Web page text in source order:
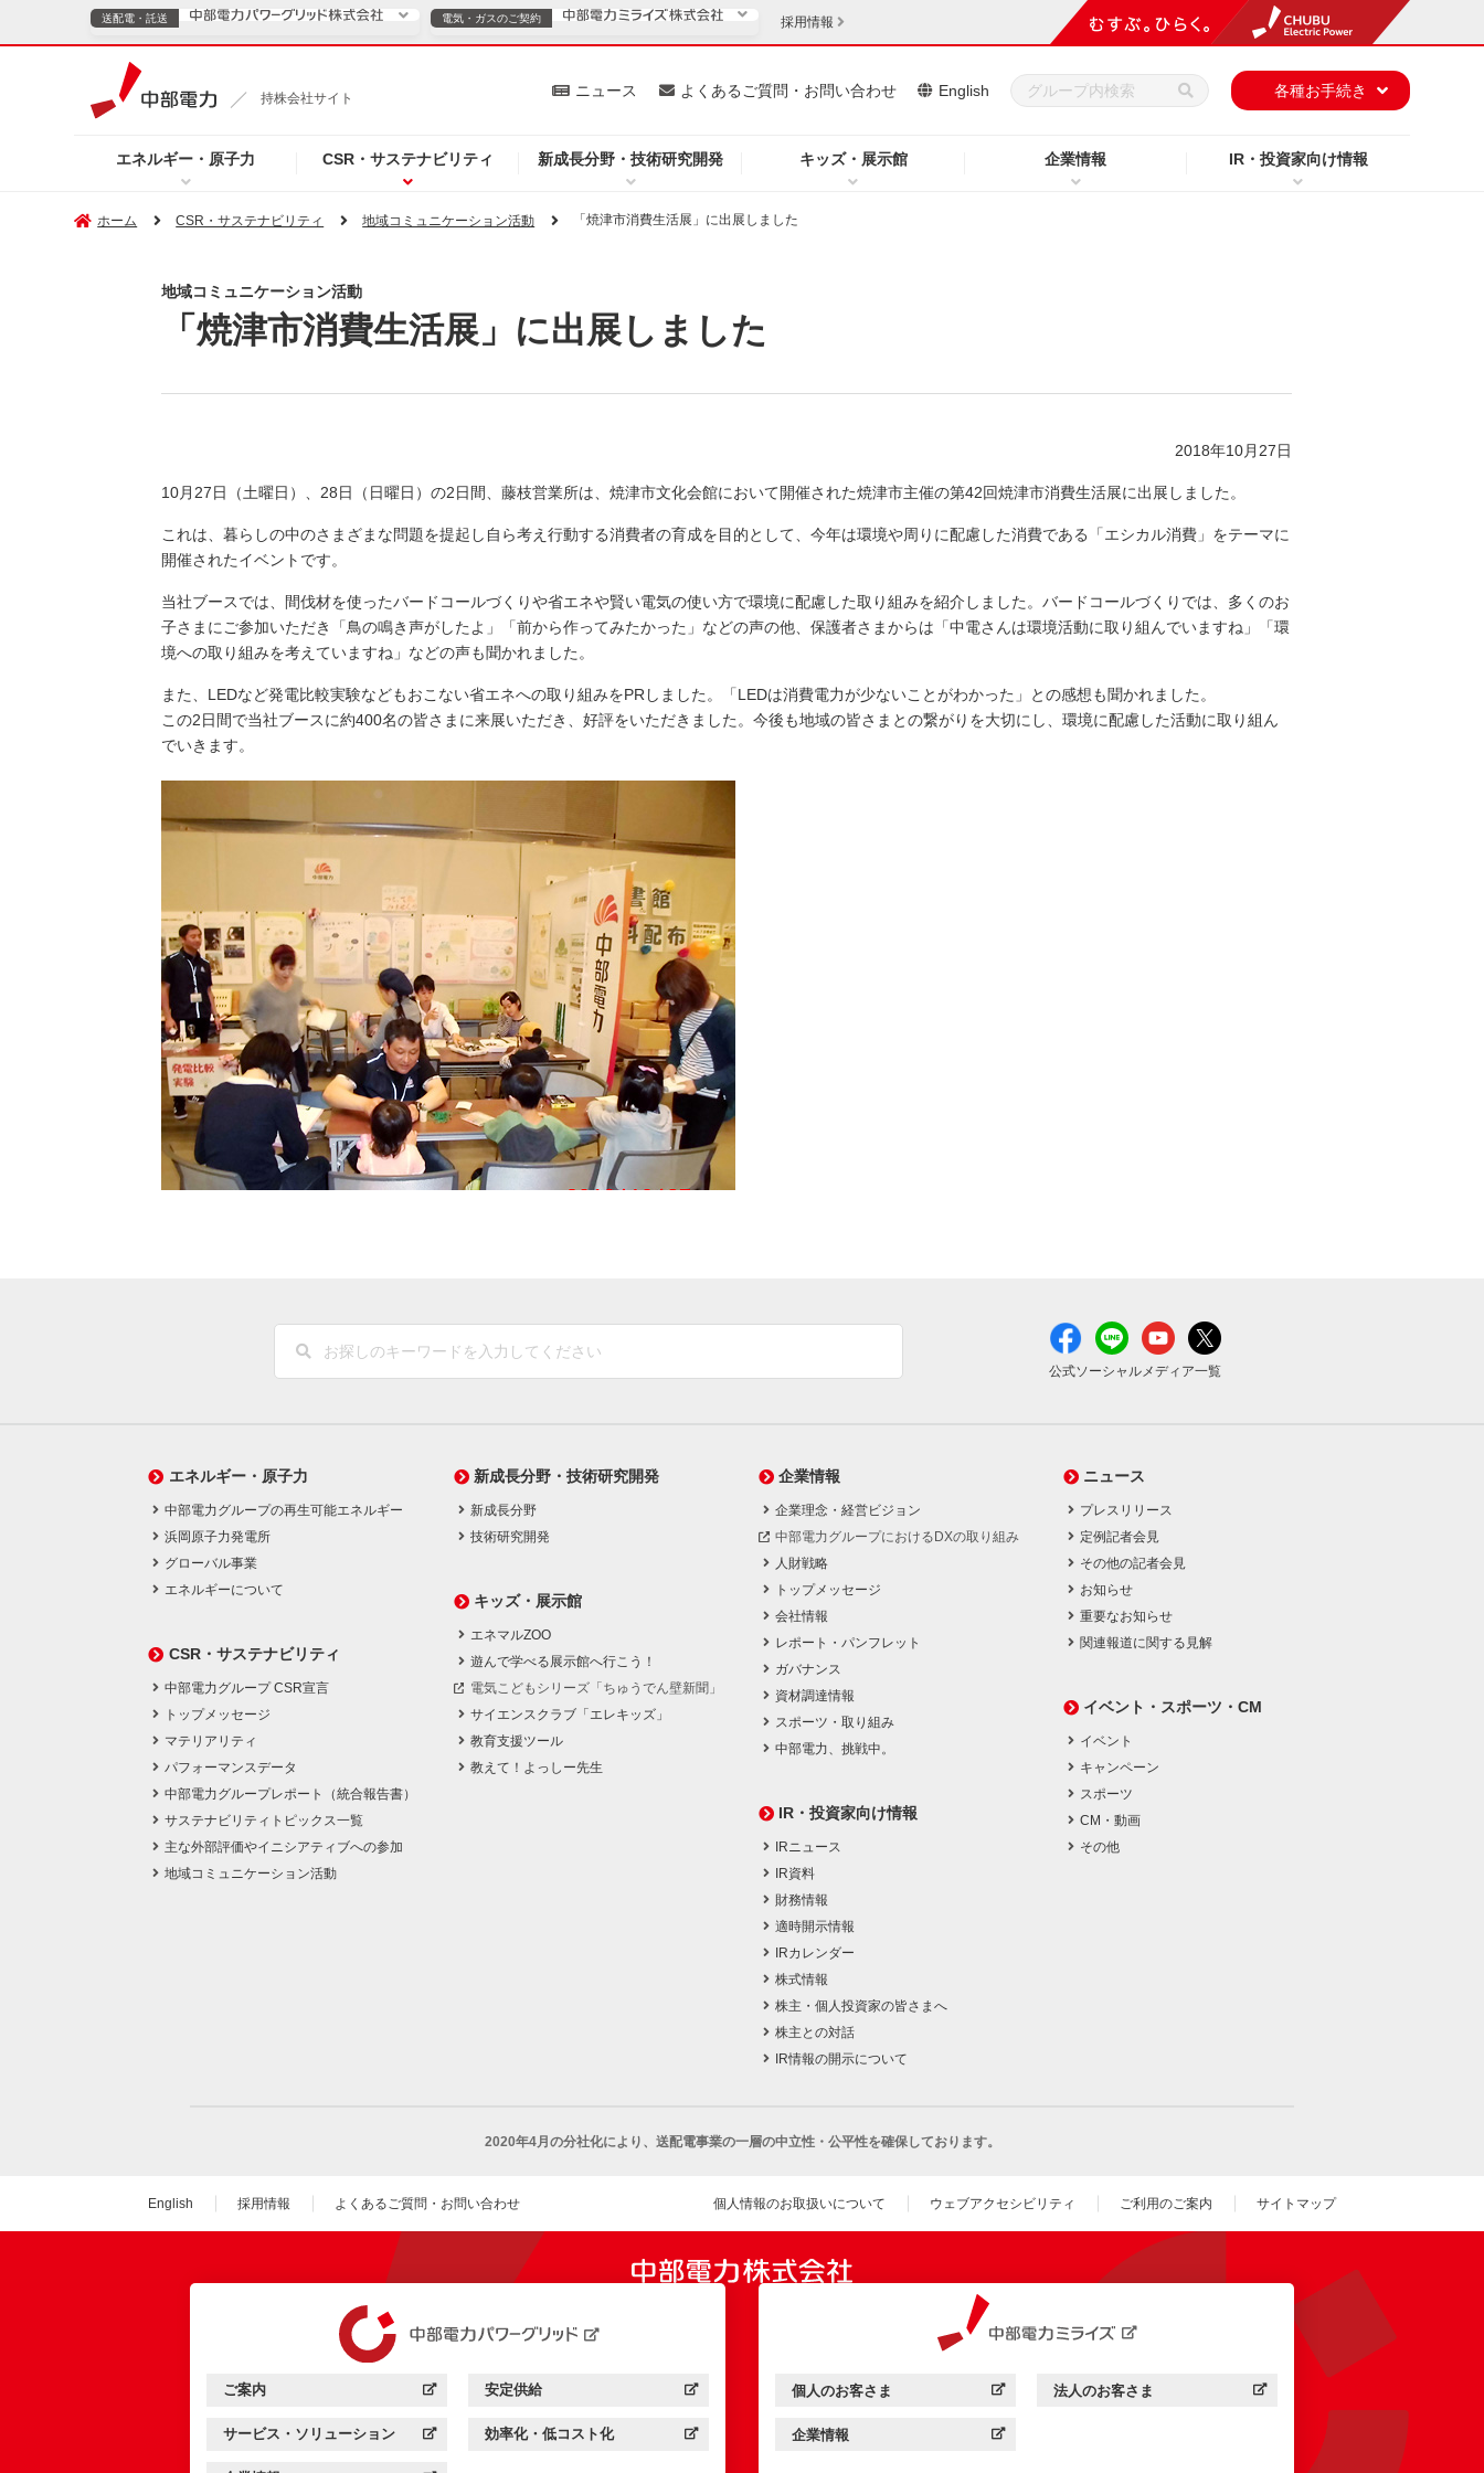
持株会社サイト
エネルギー・原子力 CSR・サステナビリティ 新成長分野・技術研究開発 キッズ・展示館 企業情報 IR・投資家向け情報
ニュース よくあるご質問・お問い合わせ English 各種お手続き
送配電・託送
ニュース（新しいウィンドウを開きます）
よくあるご質問・お問い合わせ（新しいウィンドウを開きます）
電気・ガスのご契約
電気・ガスのご契約
プレスリリース（新しいウィンドウを開きます）
お知らせ（新しいウィンドウを開きます）
よくあるご質問・お問い合わせ（新しいウィンドウを開きます）
採用情報
ホーム CSR・サステナビリティ 地域コミュニケーション活動 「焼津市消費生活展」に出展しました
地域コミュニケーション活動
「焼津市消費生活展」に出展しました
2018年10月27日
10月27日（土曜日）、28日（日曜日）の2日間、藤枝営業所は、焼津市文化会館において開催された焼津市主催の第42回焼津市消費生活展に出展しました。
これは、暮らしの中のさまざまな問題を提起し自ら考え行動する消費者の育成を目的として、今年は環境や周りに配慮した消費である「エシカル消費」をテーマに
開催されたイベントです。
当社ブースでは、間伐材を使ったバードコールづくりや省エネや賢い電気の使い方で環境に配慮した取り組みを紹介しました。バードコールづくりでは、多くのお
子さまにご参加いただき「鳥の鳴き声がしたよ」「前から作ってみたかった」などの声の他、保護者さまからは「中電さんは環境活動に取り組んでいますね」「環
境への取り組みを考えていますね」などの声も聞かれました。
また、LEDなど発電比較実験などもおこない省エネへの取り組みをPRしました。「LEDは消費電力が少ないことがわかった」との感想も聞かれました。
この2日間で当社ブースに約400名の皆さまに来展いただき、好評をいただきました。今後も地域の皆さまとの繋がりを大切にし、環境に配慮した活動に取り組ん
でいきます。
公式ソーシャルメディア一覧
エネルギー・原子力
中部電力グループの再生可能エネルギー
浜岡原子力発電所
グローバル事業
エネルギーについて
CSR・サステナビリティ
中部電力グループ CSR宣言
トップメッセージ
マテリアリティ
パフォーマンスデータ
中部電力グループレポート（統合報告書）
サステナビリティトピックス一覧
主な外部評価やイニシアティブへの参加
地域コミュニケーション活動
新成長分野・技術研究開発
新成長分野
技術研究開発
キッズ・展示館
エネマルZOO
遊んで学べる展示館へ行こう！
電気こどもシリーズ「ちゅうでん壁新聞」
サイエンスクラブ「エレキッズ」
教育支援ツール
教えて！よっしー先生
企業情報
企業理念・経営ビジョン
中部電力グループにおけるDXの取り組み
人財戦略
トップメッセージ
会社情報
レポート・パンフレット
ガバナンス
資材調達情報
スポーツ・取り組み
中部電力、挑戦中。
IR・投資家向け情報
IRニュース
IR資料
財務情報
適時開示情報
IRカレンダー
株式情報
株主・個人投資家の皆さまへ
株主との対話
IR情報の開示について
ニュース
プレスリリース
定例記者会見
その他の記者会見
お知らせ
重要なお知らせ
関連報道に関する見解
イベント・スポーツ・CM
イベント
キャンペーン
スポーツ
CM・動画
その他
2020年4月の分社化により、 送配電事業の一層の中立性・公平性を確保しております。
English 採用情報 よくあるご質問・お問い合わせ 個人情報のお取扱いについて ウェブアクセシビリティ ご利用のご案内 サイトマップ
中部電力パワーグリッド：
ご案内
（新しいウィンドウを開きます） 中部電力パワーグリッド：
安定供給
（新しいウィンドウを開きます）
中部電力パワーグリッド：
サービス・ソリューション
（新しいウィンドウを開きます） 中部電力パワーグリッド：
効率化・低コスト化
（新しいウィンドウを開きます）
中部電力ミライズ：
個人のお客さま
（新しいウィンドウを開きます） 中部電力ミライズ：
法人のお客さま
（新しいウィンドウを開きます）
中部電力ミライズ：
企業情報
（新しいウィンドウを開きます）